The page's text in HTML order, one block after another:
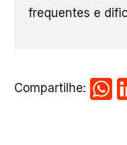
frequentes e
Compartilhe: